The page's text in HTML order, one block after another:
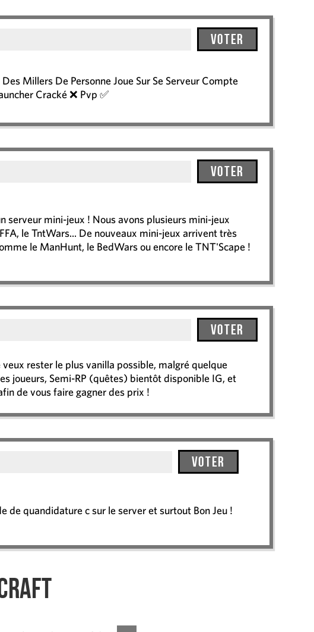
Voter
Millers De Personne Joue Sur Se Serveur Compte
Cracké ❌ Pvp ✅
Voter
serveur mini-jeux ! Nous avons plusieurs mini-jeux
le TntWars... De nouveaux mini-jeux arrivent très
le ManHunt, le BedWars ou encore le TNT'Scape !
Voter
rester le plus vanilla possible, malgré quelque
joueurs, Semi-RP (quêtes) bientôt disponible IG, et
de vous faire gagner des prix !
Voter
de quandidature c sur le server et surtout Bon Jeu !